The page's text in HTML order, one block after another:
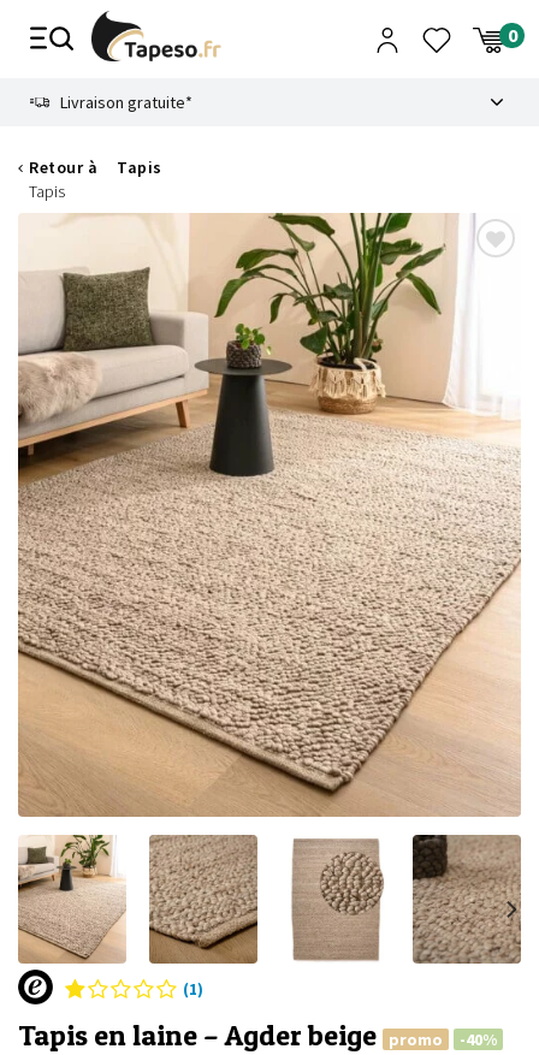
Livraison gratuite*
Retour à
Tapis
Tapis
(1)
Tapis en laine – Agder beige promo -40%